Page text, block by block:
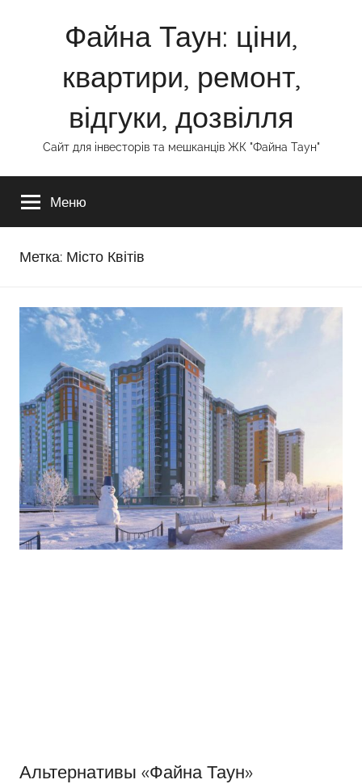
Файна Таун: ціни,
квартири, ремонт,
відгуки, дозвілля
Сайт для інвесторів та мешканців ЖК "Файна Таун"
Меню
Метка: Місто Квітів
Альтернативы «Файна Таун»